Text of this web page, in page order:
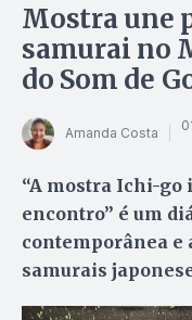
Mostra une
samurai no
do Som de
Amanda Costa
“A mostra Ichi-go
encontro” é um
contemporânea e
samurais